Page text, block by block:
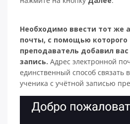
Необходимо ввести тот же
почты, с помощью которого
преподаватель добавил
запись. Адрес электронной
единственный способ связать
ученика с учётной записью